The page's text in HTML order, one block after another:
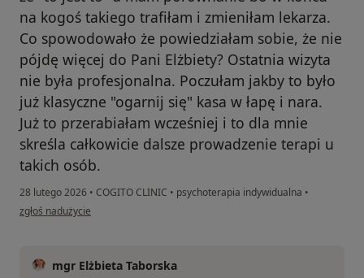
na kogoś takiego trafiłam i zmieniłam lekarza.
Co spowodowało że powiedziałam sobie, że nie
pójdę więcej do Pani Elżbiety? Ostatnia wizyta
nie była profesjonalna. Poczułam jakby to było
już klasyczne "ogarnij się" kasa w łapę i nara.
Już to przerabiałam wcześniej i to dla mnie
skreśla całkowicie dalsze prowadzenie terapi u
takich osób.
28 lutego 2026 • COGITO CLINIC • psychoterapia indywidualna •
w opinii użytkownika S
zgłoś nadużycie
mgr Elżbieta Taborska